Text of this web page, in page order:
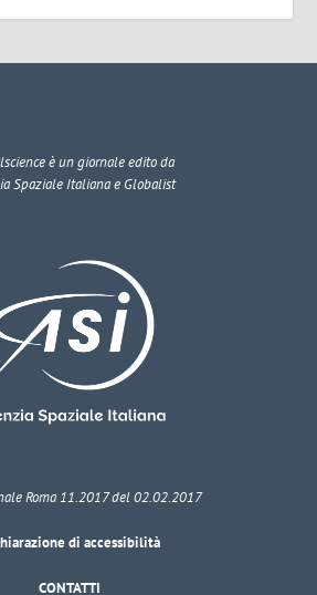
è un giornale edito da
Spaziale Italiana e Globalist
Roma 11.2017 del 02.02.2017
di accessibilità
CONTATTI